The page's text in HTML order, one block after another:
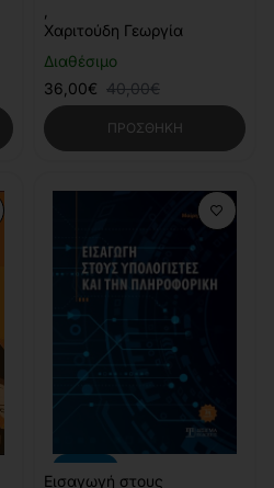
Διαθέσιμο
Χαριτούδη Γεωργία
36,00€ 40,00€
ΠΡΟΣΘΉΚΗ
Εισαγωγή στους